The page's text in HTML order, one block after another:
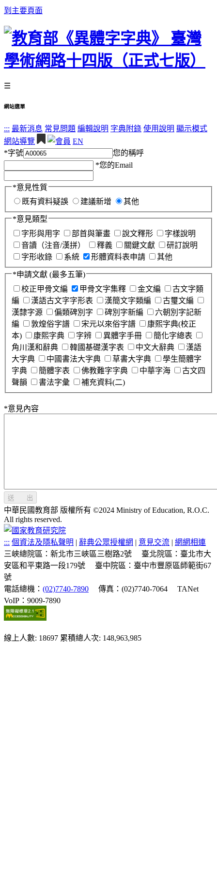
到主要頁面
☰
網站選單
::: 最新消息 常見問題 編輯說明 字典附錄 使用說明 顯示模式
網站導覽
EN
*字號
您的稱呼
*您的Email
*意見性質
既有資料疑誤
建議新增 其他
*意見類型
字形與用字
部首與筆畫 說文釋形
字樣說明
音讀（注音/漢拼）
釋義 關鍵文獻
研訂說明
字形收錄
系統 形體資料表申請 其他
*申請文獻 (最多五筆)
校正甲骨文編
甲骨文字集釋 金文編
古文字類
編
漢語古文字字形表 漢簡文字類編
古璽文編
漢隸字源
偏類碑別字 碑別字新編
六朝別字記新
編
敦煌俗字譜 宋元以來俗字譜
康熙字典(校正
本)
康熙字典 字辨 異體字手冊
簡化字總表
角川漢和辭典
韓國基礎漢字表 中文大辭典
漢語
大字典
中國書法大字典 草書大字典
學生簡體字
字典
簡體字表 佛教難字字典 中華字海
古文四
聲韻
書法字彙 補充資料(二)
*意見內容
送 出
中華民國教育部 版權所有 ©2024 Ministry of Education, R.O.C.
All rights reserved.
::: 個資法及隱私聲明 | 辭典公眾授權網 | 意見交流 | 網網相連
三峽總院區：新北市三峽區三樹路2號
臺北院區：臺北市大
安區和平東路一段179號
臺中院區：臺中市豐原區師範街67
號
電話總機： (02)7740-7890 傳真：(02)7740-7064
TANet
VoIP：9009-7890
線上人數: 18697 累積總人次: 148,963,985